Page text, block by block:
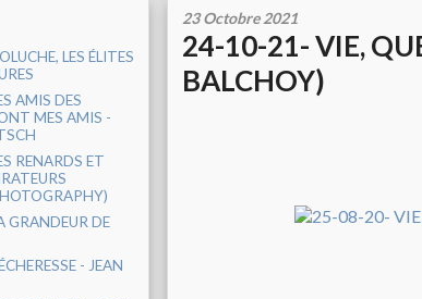
LES ÉLITES
AMIS DES
MES AMIS -
RENARDS ET
GRANDEUR DE
- JEAN
23 Octobre 2021
24-10-21- VIE,
BALCHOY)